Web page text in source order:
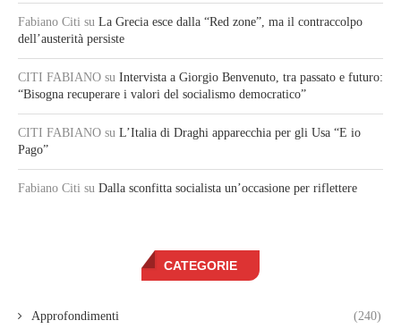
Fabiano Citi su La Grecia esce dalla “Red zone”, ma il contraccolpo
dell’austerità persiste
CITI FABIANO su Intervista a Giorgio Benvenuto, tra passato e futuro:
“Bisogna recuperare i valori del socialismo democratico”
CITI FABIANO su L’Italia di Draghi apparecchia per gli Usa “E io
Pago”
Fabiano Citi su Dalla sconfitta socialista un’occasione per riflettere
CATEGORIE
Approfondimenti (240)